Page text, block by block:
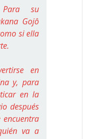
su
Gojô
si ella
en
y, para
en la
después
encuentra
va a